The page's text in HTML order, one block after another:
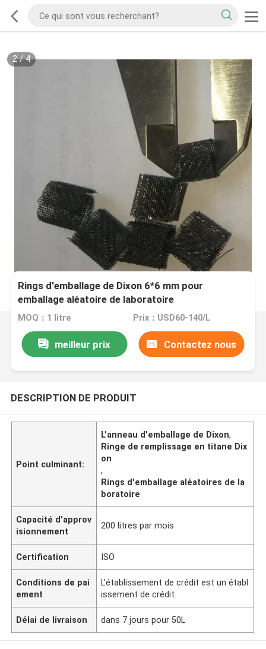
2/4
Rings d'emballage de Dixon 6*6 mm pour
emballage aléatoire de laboratoire
MOQ：1 litre Prix：USD60-140/L
meilleur prix Contactez nous
DESCRIPTION DE PRODUIT
Point culminant:
L'anneau d'emballage de Dixon,
Ringe de remplissage en titane Dix
on
,
Rings d'emballage aléatoires de la
boratoire
Capacité d'approv
isionnement
200 litres par mois
Certification ISO
Conditions de pai
ement
L'établissement de crédit est un établ
issement de crédit.
Délai de livraison dans 7 jours pour 50L